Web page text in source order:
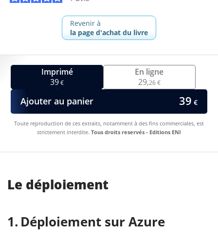
Revenir à
la page d'achat du livre
Imprimé
39€
En ligne
29,26 €
Ajouter au panier 39 €
Toute reproduction de ces extraits, notamment à des fins commerciales, est
strictement interdite. Tous droits reservés - Editions ENI
Le déploiement
Déploiement sur Azure